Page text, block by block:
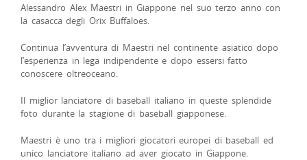
Alessandro Alex Maestri in Giappone nel suo terzo anno con
la casacca degli Orix Buffaloes.
Continua l’avventura di Maestri nel continente asiatico dopo
l’esperienza in lega indipendente e dopo essersi fatto
conoscere oltreoceano.
Il miglior lanciatore di baseball italiano in queste splendide
foto durante la stagione di baseball giapponese.
Maestri è uno tra i migliori giocatori europei di baseball ed
unico lanciatore italiano ad aver giocato in Giappone.